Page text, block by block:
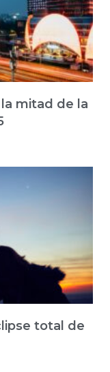
mitad de la
total de